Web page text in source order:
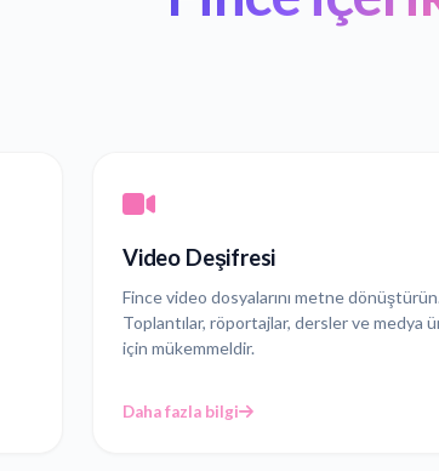
Video Deşifresi
Fince video dosyalarını metne dönüştürün.
Toplantılar, röportajlar, dersler ve medya
için mükemmeldir.
Daha fazla bilgi